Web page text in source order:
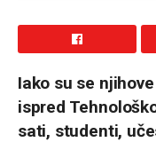
Iako su se
ispred
sati, studenti,